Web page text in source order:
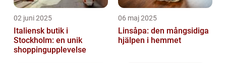
02 juni 2025
Italiensk butik i
Stockholm: en unik
shoppingupplevelse
06 maj 2025
Linsåpa: den mångsidiga
hjälpen i hemmet